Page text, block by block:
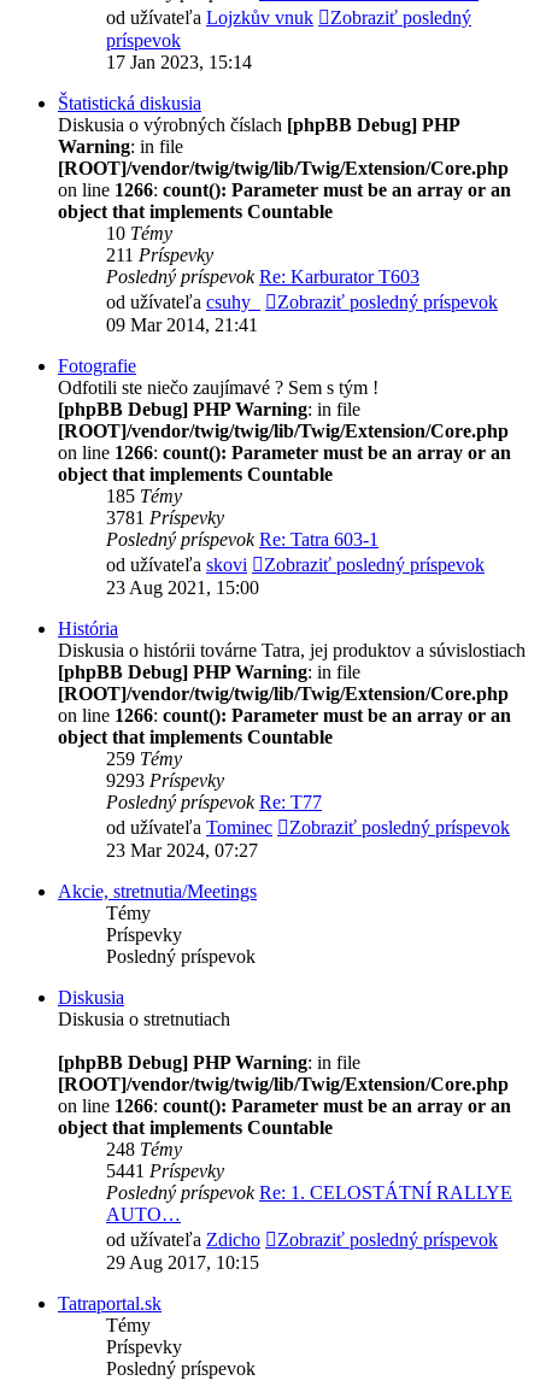
od užívateľa Lojzkův vnuk
Zobraziť posledný
príspevok
17 Jan 2023, 15:14
Štatistická diskusia
Diskusia o výrobných číslach [phpBB Debug] PHP
Warning: in file
[ROOT]/vendor/twig/twig/lib/Twig/Extension/Core.php
on line 1266: count(): Parameter must be an array or an
object that implements Countable
10 Témy
211 Príspevky
Posledný príspevok Re: Karburator T603
od užívateľa csuhy_
Zobraziť posledný príspevok
09 Mar 2014, 21:41
Fotografie
Odfotili ste niečo zaujímavé ? Sem s tým !
[phpBB Debug] PHP Warning: in file
[ROOT]/vendor/twig/twig/lib/Twig/Extension/Core.php
on line 1266: count(): Parameter must be an array or an
object that implements Countable
185 Témy
3781 Príspevky
Posledný príspevok Re: Tatra 603-1
od užívateľa skovi
Zobraziť posledný príspevok
23 Aug 2021, 15:00
História
Diskusia o histórii továrne Tatra, jej produktov a súvislostiach
[phpBB Debug] PHP Warning: in file
[ROOT]/vendor/twig/twig/lib/Twig/Extension/Core.php
on line 1266: count(): Parameter must be an array or an
object that implements Countable
259 Témy
9293 Príspevky
Posledný príspevok Re: T77
od užívateľa Tominec
Zobraziť posledný príspevok
23 Mar 2024, 07:27
Akcie, stretnutia/Meetings
Témy
Príspevky
Posledný príspevok
Diskusia
Diskusia o stretnutiach
[phpBB Debug] PHP Warning: in file
[ROOT]/vendor/twig/twig/lib/Twig/Extension/Core.php
on line 1266: count(): Parameter must be an array or an
object that implements Countable
248 Témy
5441 Príspevky
Posledný príspevok Re: 1. CELOSTÁTNÍ RALLYE
AUTO…
od užívateľa Zdicho
Zobraziť posledný príspevok
29 Aug 2017, 10:15
Tatraportal.sk
Témy
Príspevky
Posledný príspevok